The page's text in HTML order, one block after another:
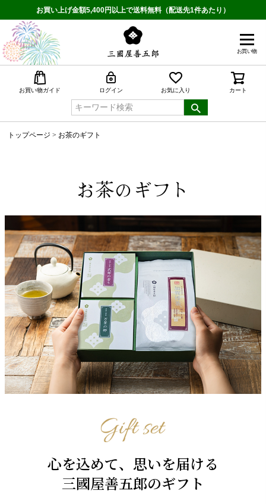
お買い上げ金額5,400円以上で送料無料（配送先1件あたり）
お買い物
お買い物ガイド ログイン お気に入り カート
トップページ お茶のギフト
お茶のギフト
心を込めて、思いを届ける
三國屋善五郎のギフト